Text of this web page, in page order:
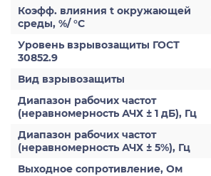
Коэфф. влияния t окружающей
среды, %/ °С
Уровень взрывозащиты ГОСТ
30852.9
Вид взрывозащиты
Диапазон рабочих частот
(неравномерность АЧХ ± 1 дБ), Гц
Диапазон рабочих частот
(неравномерность АЧХ ± 5%), Гц
Выходное сопротивление, Ом